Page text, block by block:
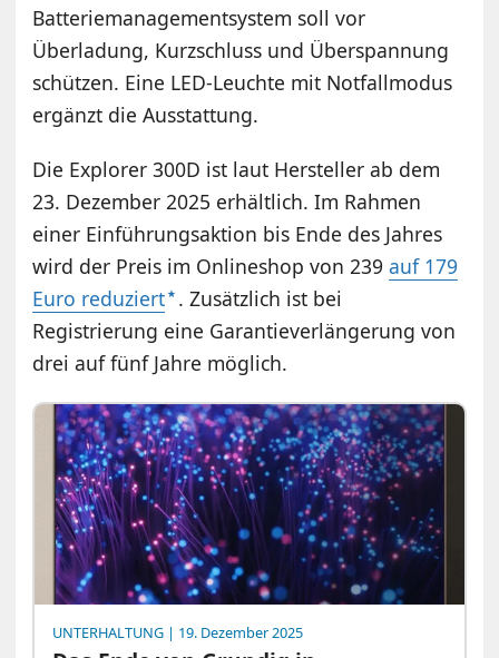
Batteriemanagementsystem soll vor
Überladung, Kurzschluss und Überspannung
schützen. Eine LED-Leuchte mit Notfallmodus
ergänzt die Ausstattung.
Die Explorer 300D ist laut Hersteller ab dem
23. Dezember 2025 erhältlich. Im Rahmen
einer Einführungsaktion bis Ende des Jahres
wird der Preis im Onlineshop von 239auf 179
Euro reduziert . Zusätzlich ist bei
Registrierung eine Garantieverlängerung von
drei auf fünf Jahre möglich.
UNTERHALTUNG | 19. Dezember 2025